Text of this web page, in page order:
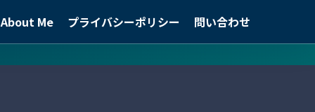
About Me プライバシーポリシー 問い合わせ